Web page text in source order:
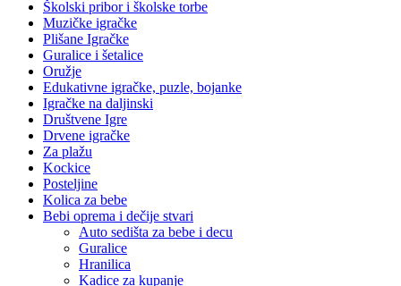
Školski pribor i školske torbe
Muzičke igračke
Plišane Igračke
Guralice i šetalice
Oružje
Edukativne igračke, puzle, bojanke
Igračke na daljinski
Društvene Igre
Drvene igračke
Za plažu
Kockice
Posteljine
Kolica za bebe
Bebi oprema i dečije stvari
Auto sedišta za bebe i decu
Guralice
Hranilica
Kadice za kupanje